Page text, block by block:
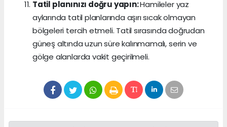
Tatil planınızı doğru yapın:Hamileler yaz
aylarında tatil planlarında aşırı sıcak olmayan
bölgeleri tercih etmeli. Tatil sırasında doğrudan
güneş altında uzun süre kalınmamalı, serin ve
gölge alanlarda vakit geçirilmeli.